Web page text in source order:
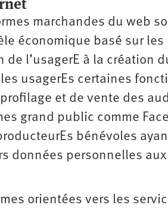
marchandes du web
économique basé sur les
l’usagerE à la création
usagerEs certaines
et de vente des
grand public comme
bénévoles
données personnelles
orientées vers les